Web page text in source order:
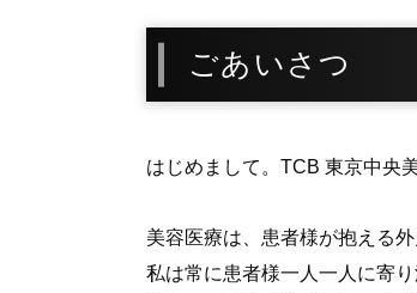
ごあいさつ
はじめまして。TCB 東京中央
美容医療は、患者様が抱える
私は常に患者様一人一人に寄